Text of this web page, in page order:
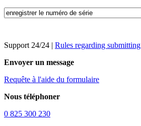
Support 24/24 | Rules regarding submitting
Envoyer un message
Requête à l'aide du formulaire
Nous téléphoner
0 825 300 230